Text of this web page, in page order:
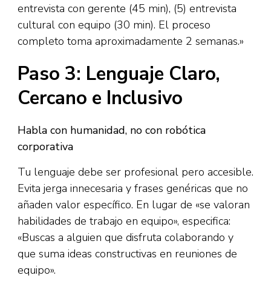
entrevista con gerente (45 min), (5) entrevista
cultural con equipo (30 min). El proceso
completo toma aproximadamente 2 semanas.»
Paso 3: Lenguaje Claro,
Cercano e Inclusivo
Habla con humanidad, no con robótica
corporativa
Tu lenguaje debe ser profesional pero accesible.
Evita jerga innecesaria y frases genéricas que no
añaden valor específico. En lugar de «se valoran
habilidades de trabajo en equipo», especifica:
«Buscas a alguien que disfruta colaborando y
que suma ideas constructivas en reuniones de
equipo».​